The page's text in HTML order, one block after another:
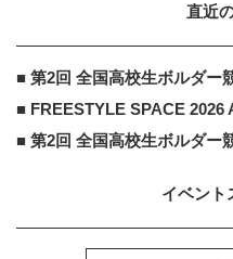
直近
■ 第2回 全国高校生ボルダー
■ FREESTYLE SPACE 2026
■ 第2回 全国高校生ボルダー
イベント